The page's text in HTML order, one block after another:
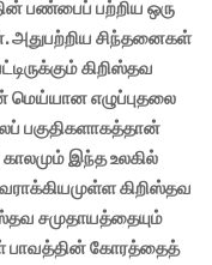
பண்பைப் பற்றிய ஒரு
அதுபற்றிய சிந்தனைகள்
கிறிஸ்தவ
மெய்யான எழுப்புதலை
பகுதிகளாகத்தான்
காலமும் இந்த உலகில்
கிறிஸ்தவ
சமுதாயத்தையும்
பாவத்தின் கோரத்தைத்